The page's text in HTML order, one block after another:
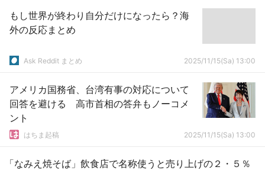
もし世界が終わり自分だけになったら？海
外の反応まとめ
Ask Reddit まとめ 2025/11/15(Sa) 13:00
アメリカ国務省、台湾有事の対応について
回答を避ける 高市首相の答弁もノーコメ
ント
はちま起稿 2025/11/15(Sa) 13:00
「なみえ焼そば」飲食店で名称使うと売り上げの２・５％